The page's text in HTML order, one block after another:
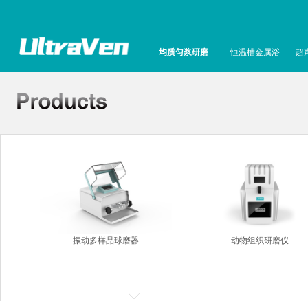
均质匀浆研磨 恒温槽金属浴 超
振动多样品球磨器 动物组织研磨仪